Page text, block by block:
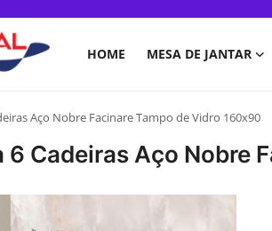
HOME MESA DE JANTAR
Aço Nobre Facinare Tampo de Vidro 160x90
6 Cadeiras Aço Nobre